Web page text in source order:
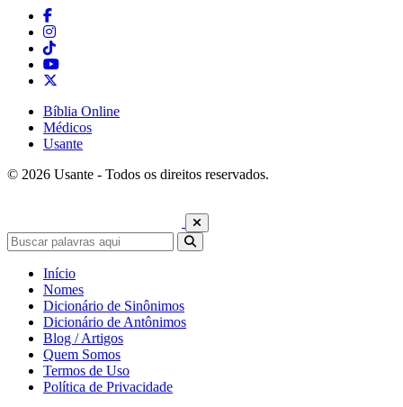
Bíblia Online
Médicos
Usante
© 2026 Usante - Todos os direitos reservados.
Início
Nomes
Dicionário de Sinônimos
Dicionário de Antônimos
Blog / Artigos
Quem Somos
Termos de Uso
Política de Privacidade